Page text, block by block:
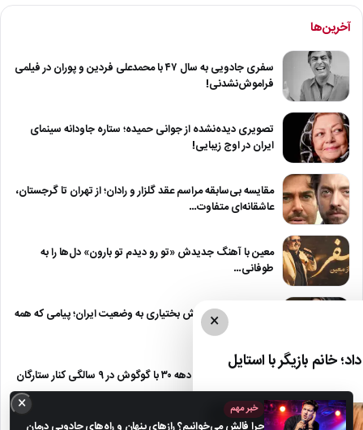
آخرین‌ها
سفری جادویی به سال ۴۷ با محمدعلی فردین و پوران در فیلمی
فراموش‌نشدنی!
تصویری دیده‌نشده از جوانی حمیده؛ ستاره جاودانه سینمای
ایران در اوج زیبایی!
مقایسه بی‌سابقه مراسم عقد گلزار و رادان؛ از تهران تا گرجستان،
عاشقانه‌ای متفاوت…
معین با آهنگ جدیدش «تو رو دیدم تو بارون» دل‌ها را به
طوفانی…
واکنش معنادار بهنوش بختیاری به وضعیت ایران؛ پیامی که همه
سفر شگفت‌انگیز به دهه ۳۰ با گوگوش در ۹ سالگی کنار ستارگان
آن…
×
خانم بازیگر با استایل
×
خبر مهم
چرا فالش می‌خوانیم؟ رازهای پنهان و راه‌های جادویی درمان